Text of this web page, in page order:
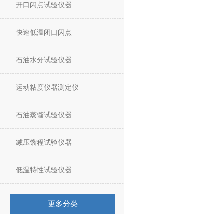
开口闪点试验仪器
快速低温闭口闪点
石油水分试验仪器
运动粘度仪器测定仪
石油蒸馏试验仪器
减压馏程试验仪器
低温特性试验仪器
更多分类